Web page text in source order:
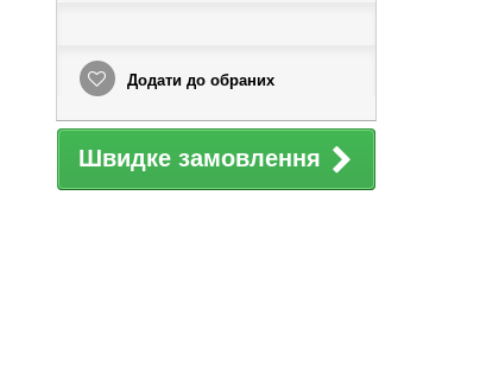
Додати до обраних
Швидке замовлення